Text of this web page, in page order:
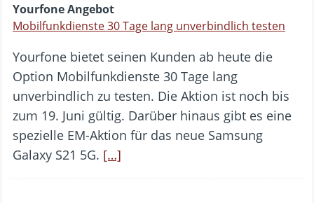
Yourfone Angebot
Mobilfunkdienste 30 Tage lang unverbindlich testen
Yourfone bietet seinen Kunden ab heute die
Option Mobilfunkdienste 30 Tage lang
unverbindlich zu testen. Die Aktion ist noch bis
zum 19. Juni gültig. Darüber hinaus gibt es eine
spezielle EM-Aktion für das neue Samsung
Galaxy S21 5G. […]